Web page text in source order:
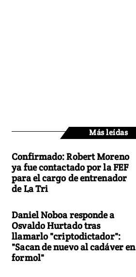
Más leídas
Confirmado: Robert Moreno
ya fue contactado por la FEF
para el cargo de entrenador
de La Tri
Daniel Noboa responde a
Osvaldo Hurtado tras
llamarlo "criptodictador":
"Sacan de nuevo al cadáver en
formol"